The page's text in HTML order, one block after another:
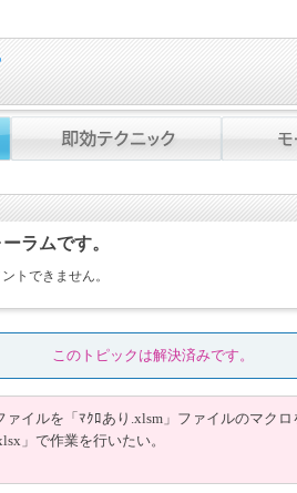
ラムです。
トできません。
このトピックは解決済みです。
ァイルを「ﾏｸﾛあり.xlsm」ファイルのマクロ
」で作業を行いたい。